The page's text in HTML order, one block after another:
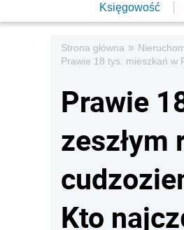
Księgowość
Strona główna »
Prawie 18 tys. mieszkań w
Prawie
zeszłym
Kto